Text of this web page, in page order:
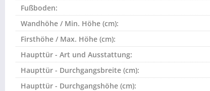
Fußboden:
Wandhöhe / Min. Höhe (cm):
Firsthöhe / Max. Höhe (cm):
Haupttür - Art und Ausstattung:
Haupttür - Durchgangsbreite (cm):
Haupttür - Durchgangshöhe (cm):